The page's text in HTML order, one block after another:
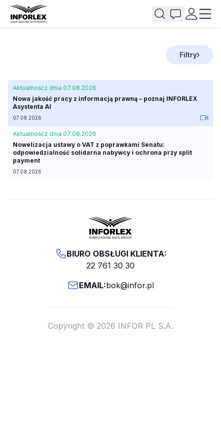
Filtry
Aktualnośćz dnia 07.08.2026
Nowa jakość pracy z informacją prawną – poznaj INFORLEX
Asystenta AI
07.08.2026
Aktualnośćz dnia 07.08.2026
Nowelizacja ustawy o VAT z poprawkami Senatu:
odpowiedzialność solidarna nabywcy i ochrona przy split
payment
07.08.2026
BIURO OBSŁUGI KLIENTA:
22 761 30 30
EMAIL:bok@infor.pl
Copyright © 2026 INFOR PL S.A.